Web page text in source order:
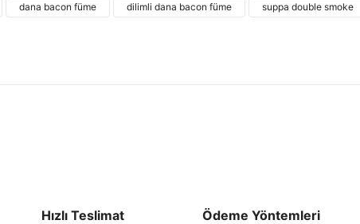
Ürün bilgilerinde hatalar bulunuyor.
dana bacon füme dilimli dana bacon füme suppa double smoke
Hızlı Teslimat Ödeme Yöntemleri